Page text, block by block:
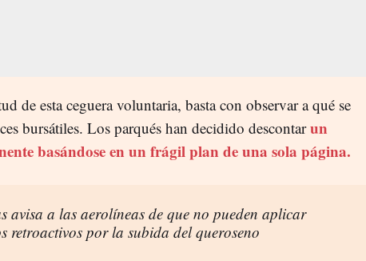
de esta ceguera voluntaria, basta con observar a qué se
bursátiles. Los parqués han decidido descontarun
basándose en un frágil plan de una sola página.
avisa a las aerolíneas de que no pueden aplicar
retroactivos por la subida del queroseno